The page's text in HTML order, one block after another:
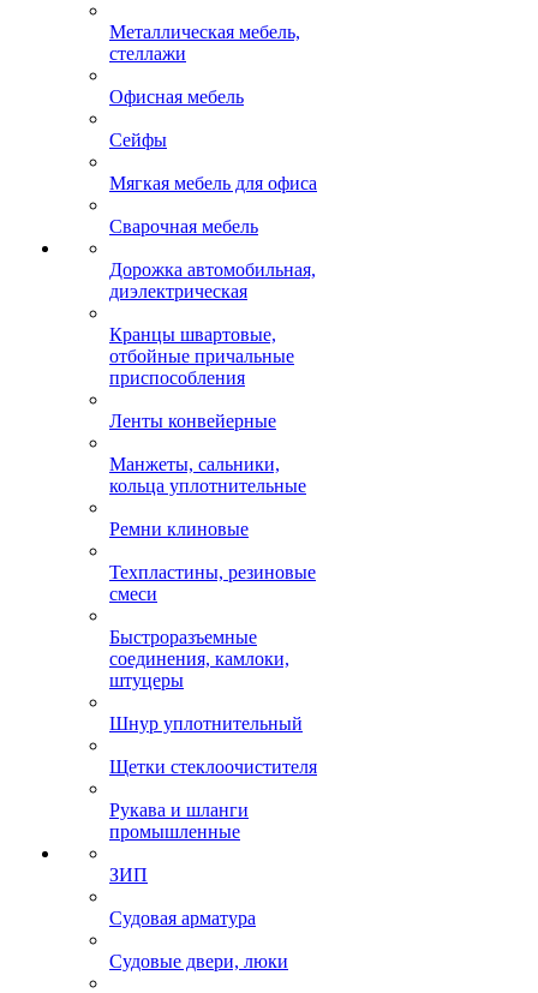
Металлическая мебель,
стеллажи
Офисная мебель
Сейфы
Мягкая мебель для офиса
Сварочная мебель
Дорожка автомобильная,
диэлектрическая
Кранцы швартовые,
отбойные причальные
приспособления
Ленты конвейерные
Манжеты, сальники,
кольца уплотнительные
Ремни клиновые
Техпластины, резиновые
смеси
Быстроразъемные
соединения, камлоки,
штуцеры
Шнур уплотнительный
Щетки стеклоочистителя
Рукава и шланги
промышленные
ЗИП
Судовая арматура
Судовые двери, люки